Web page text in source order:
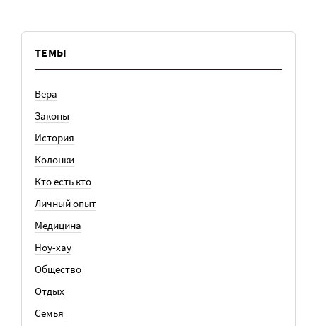
ТЕМЫ
Вера
Законы
История
Колонки
Кто есть кто
Личный опыт
Медицина
Ноу-хау
Общество
Отдых
Семья